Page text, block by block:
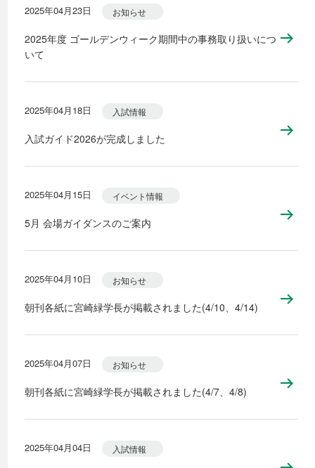
2025年04月23日 お知らせ
2025年度 ゴールデンウィーク期間中の事務取り扱いにつ
いて
2025年04月18日 入試情報
入試ガイド2026が完成しました
2025年04月15日 イベント情報
5月 会場ガイダンスのご案内
2025年04月10日 お知らせ
朝刊各紙に宮崎緑学長が掲載されました(4/10、4/14)
2025年04月07日 お知らせ
朝刊各紙に宮崎緑学長が掲載されました(4/7、4/8)
2025年04月04日 入試情報